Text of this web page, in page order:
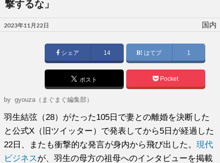
撃するな」
投
稿
2023年11月22日 国内
シェア 14 はてブ 1
ポスト Pocket
by gyouza（まぐまぐ編集部）
羽生結弦（28）がたった105日で妻との離婚を決断した
と公式X（旧ツイッター）で発表してから5日が経過した
22日、またも衝撃的な発言が身内から飛び出した。現代
ビジネス が、羽生の母方の祖母へのインタビューを掲載